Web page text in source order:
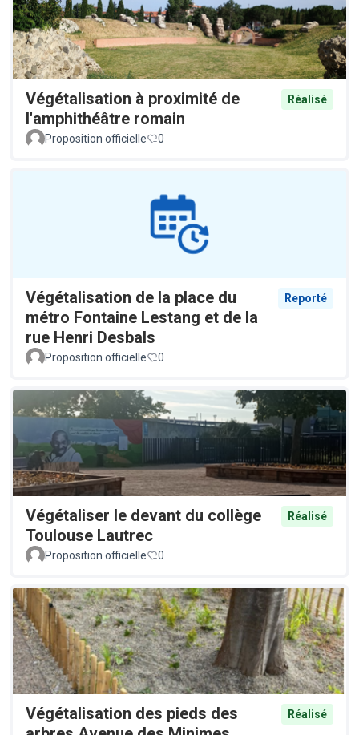
Végétalisation à proximité de
l'amphithéâtre romain
Réalisé
Proposition officielle 0
Végétalisation de la place du
métro Fontaine Lestang et de la
rue Henri Desbals
Reporté
Proposition officielle 0
Végétaliser le devant du collège
Toulouse Lautrec
Réalisé
Proposition officielle 0
Végétalisation des pieds des
Réalisé